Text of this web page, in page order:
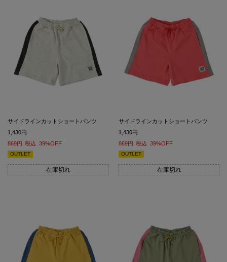
サイドラインカットショートパンツ
1,430
869
税込 39%OFF
OUTLET
在庫切れ
サイドラインカットショートパンツ
1,430
869
税込 39%OFF
OUTLET
在庫切れ